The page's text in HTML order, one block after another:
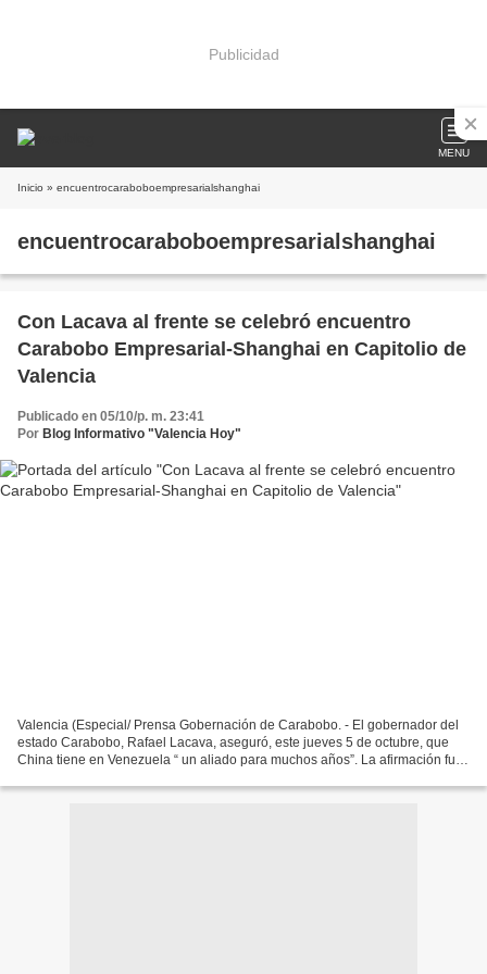
Publicidad
MENU
Inicio » encuentrocaraboboempresarialshanghai
encuentrocaraboboempresarialshanghai
Con Lacava al frente se celebró encuentro
Carabobo Empresarial-Shanghai en Capitolio de
Valencia
Publicado en 05/10/p. m. 23:41
Por Blog Informativo "Valencia Hoy"
Valencia (Especial/ Prensa Gobernación de Carabobo. - El gobernador del
estado Carabobo, Rafael Lacava, aseguró, este jueves 5 de octubre, que
China tiene en Venezuela “ un aliado para muchos años”. La afirmación fue